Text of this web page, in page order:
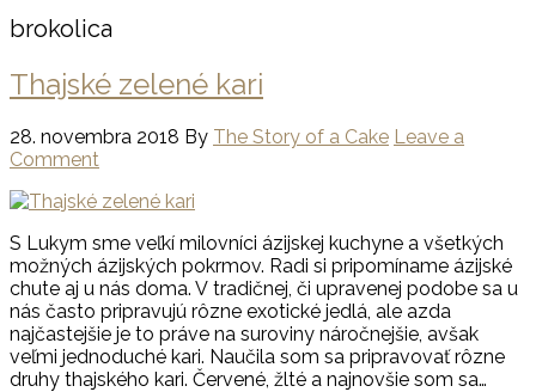
brokolica
Thajské zelené kari
28. novembra 2018 By The Story of a Cake Leave a
Comment
S Lukym sme veľkí milovníci ázijskej kuchyne a všetkých
možných ázijských pokrmov. Radi si pripomíname ázijské
chute aj u nás doma. V tradičnej, či upravenej podobe sa u
nás často pripravujú rôzne exotické jedlá, ale azda
najčastejšie je to práve na suroviny náročnejšie, avšak
veľmi jednoduché kari. Naučila som sa pripravovať rôzne
druhy thajského kari. Červené, žlté a najnovšie som sa…